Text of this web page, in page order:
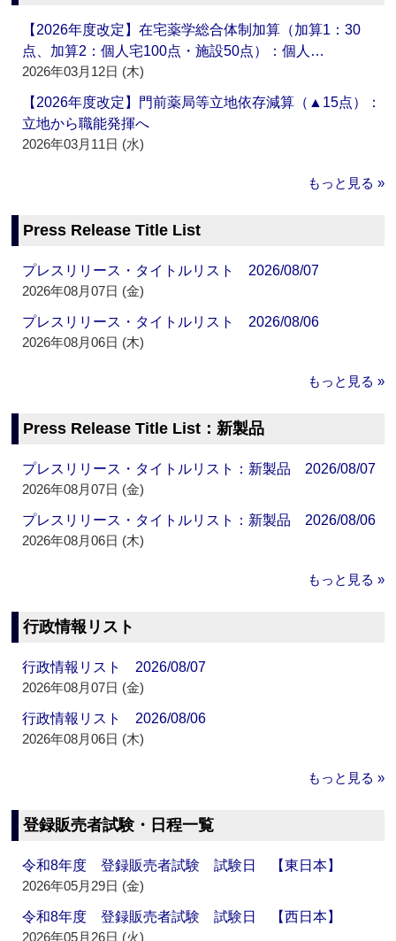
【2026年度改定】在宅薬学総合体制加算（加算1：30
点、加算2：個人宅100点・施設50点）：個人…
2026年03月12日 (木)
【2026年度改定】門前薬局等立地依存減算（▲15点）：
立地から職能発揮へ
2026年03月11日 (水)
もっと見る »
Press Release Title List
プレスリリース・タイトルリスト 2026/08/07
2026年08月07日 (金)
プレスリリース・タイトルリスト 2026/08/06
2026年08月06日 (木)
もっと見る »
Press Release Title List：新製品
プレスリリース・タイトルリスト：新製品 2026/08/07
2026年08月07日 (金)
プレスリリース・タイトルリスト：新製品 2026/08/06
2026年08月06日 (木)
もっと見る »
行政情報リスト
行政情報リスト 2026/08/07
2026年08月07日 (金)
行政情報リスト 2026/08/06
2026年08月06日 (木)
もっと見る »
登録販売者試験・日程一覧
令和8年度 登録販売者試験 試験日 【東日本】
2026年05月29日 (金)
令和8年度 登録販売者試験 試験日 【西日本】
2026年05月26日 (火)